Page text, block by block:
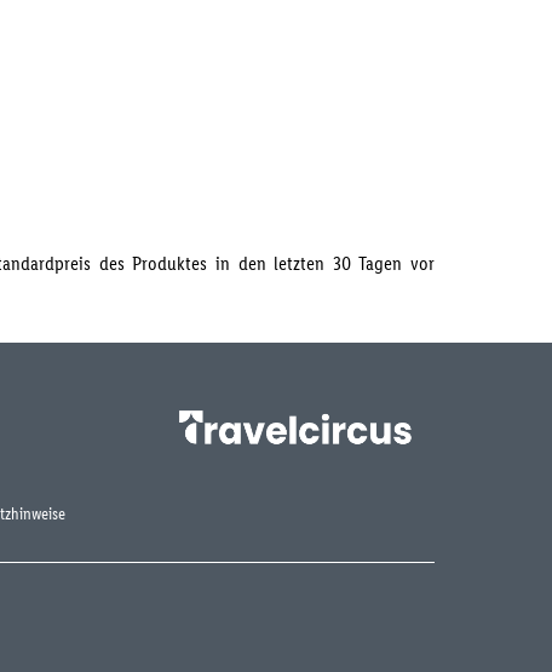
des Produktes in den letzten 30 Tagen vor